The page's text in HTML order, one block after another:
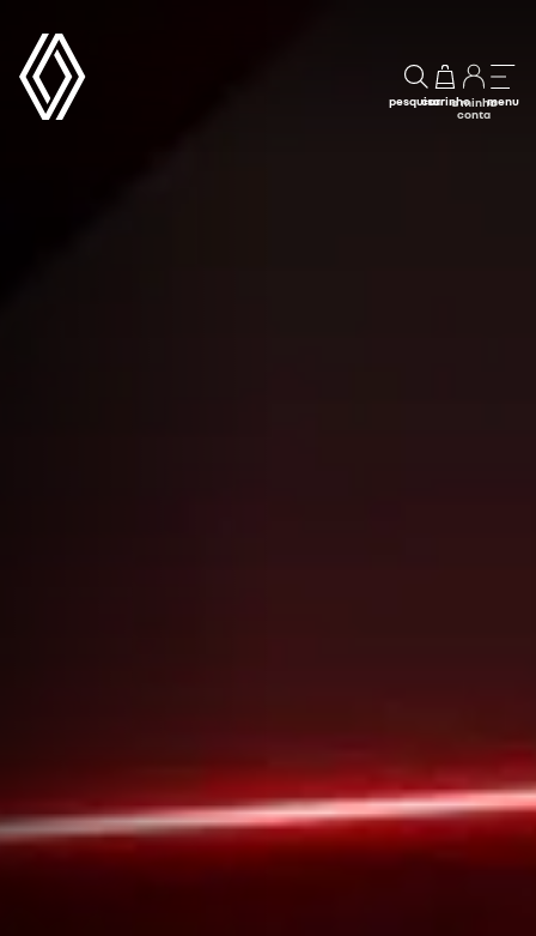
pesquisarcarrinhoa minha
conta
menu